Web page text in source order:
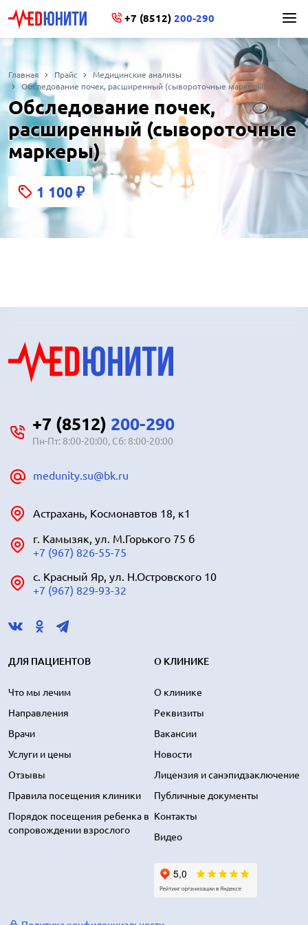
+7 (8512) 200-290
Главная Прайс
Медицинские анализы
Обследование почек, расширенный (сывороточные маркеры)
Обследование почек,
расширенный (сывороточные
маркеры)
1 100 ₽
+7 (8512) 200-290
Пн-Пт: 8:00-20:00, Сб: 8:00-20:00
medunity.su@bk.ru
Астрахань, Космонавтов 18, к1
г. Камызяк, ул. М.Горького 75 б
+7 (967) 826-55-75
с. Красный Яр, ул. Н.Островского 10
+7 (967) 829-93-32
ДЛЯ ПАЦИЕНТОВ
Что мы лечим
Направления
Врачи
Услуги и цены
Отзывы
Правила посещения клиники
Порядок посещения ребенка в
сопровождении взрослого
О КЛИНИКЕ
О клинике
Реквизиты
Вакансии
Новости
Лицензия и санэпидзаключение
Публичные документы
Контакты
Видео